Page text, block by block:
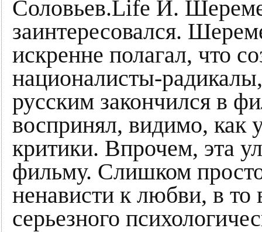
Соловьев.Life И.
заинтересовался.
искренне полагал, что
националисты-
русским закончился в
воспринял, видимо, как
критики. Впрочем, эта
фильму. Слишком
ненависти к любви, в то
серьезного